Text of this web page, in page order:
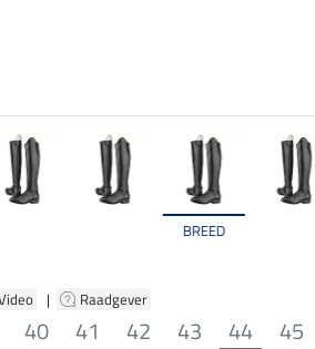
BREED
| Raadgever
40 41 42 43 44 45